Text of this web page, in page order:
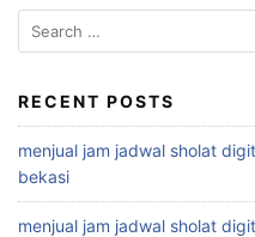
Search
for:
RECENT POSTS
menjual jam jadwal sholat
bekasi
menjual jam jadwal sholat